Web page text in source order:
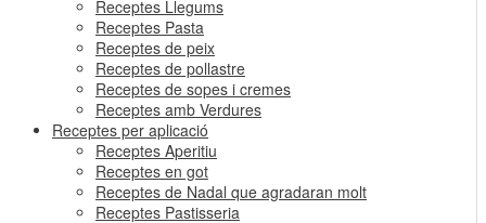
Receptes Llegums
Receptes Pasta
Receptes de peix
Receptes de pollastre
Receptes de sopes i cremes
Receptes amb Verdures
Receptes per aplicació
Receptes Aperitiu
Receptes en got
Receptes de Nadal que agradaran molt
Receptes Pastisseria